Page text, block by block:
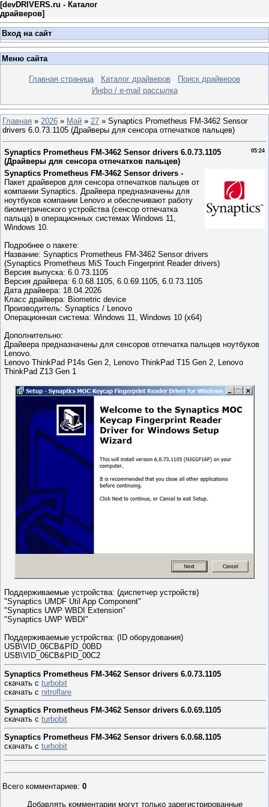
[devDRIVERS.ru - Каталог
драйверов]
Вход на сайт
Меню сайта
Главная страница Каталог драйверов
Поиск драйверов
Инфо / e-mail рассылка
Главная » 2026 » Май » 27 » Synaptics Prometheus FM-3462 Sensor
drivers 6.0.73.1105 (Драйверы для сенсора отпечатков пальцев)
05:24
Synaptics Prometheus FM-3462 Sensor drivers 6.0.73.1105
(Драйверы для сенсора отпечатков пальцев)
Synaptics Prometheus FM-3462 Sensor drivers -
Пакет драйверов для сенсора отпечатков пальцев от
компании Synaptics. Драйвера предназначены для
ноутбуков компании Lenovo и обеспечивают работу
биометрического устройства (сенсор отпечатка
пальца) в операционных системах Windows 11,
Windows 10.
Подробнее о пакете:
Название: Synaptics Prometheus FM-3462 Sensor drivers
(Synaptics Prometheus MiS Touch Fingerprint Reader drivers)
Версия выпуска: 6.0.73.1105
Версия драйвера: 6.0.68.1105, 6.0.69.1105, 6.0.73.1105
Дата драйвера: 18.04.2026
Класс драйвера: Biometric device
Производитель: Synaptics / Lenovo
Операционная система: Windows 11, Windows 10 (x64)
Дополнительно:
Драйвера предназначены для сенсоров отпечатка пальцев ноутбуков
Lenovo.
Lenovo ThinkPad P14s Gen 2, Lenovo ThinkPad T15 Gen 2, Lenovo
ThinkPad Z13 Gen 1
Поддерживаемые устройства: (диспетчер устройств)
"Synaptics UMDF Util App Component"
"Synaptics UWP WBDI Extension"
"Synaptics UWP WBDI"
Поддерживаемые устройства: (ID оборудования)
USB\VID_06CB&PID_00BD
USB\VID_06CB&PID_00C2
Synaptics Prometheus FM-3462 Sensor drivers 6.0.73.1105
скачать с turbobit
скачать с nitroflare
Synaptics Prometheus FM-3462 Sensor drivers 6.0.69.1105
скачать с turbobit
Synaptics Prometheus FM-3462 Sensor drivers 6.0.68.1105
скачать с turbobit
Всего комментариев: 0
Добавлять комментарии могут только зарегистрированные